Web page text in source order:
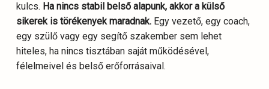
kulcs. Ha nincs stabil belső alapunk, akkor a külső
sikerek is törékenyek maradnak.Egy vezető, egy coach,
egy szülő vagy egy segítő szakember sem lehet
hiteles, ha nincs tisztában saját működésével,
félelmeivel és belső erőforrásaival.